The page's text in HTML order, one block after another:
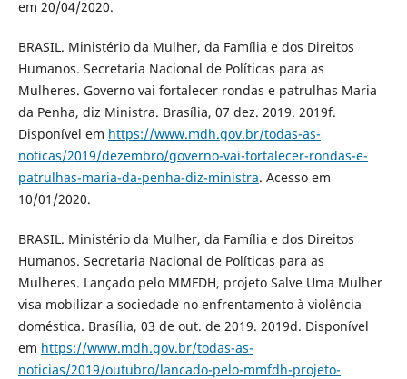
em 20/04/2020.
BRASIL. Ministério da Mulher, da Família e dos Direitos
Humanos. Secretaria Nacional de Políticas para as
Mulheres. Governo vai fortalecer rondas e patrulhas Maria
da Penha, diz Ministra. Brasília, 07 dez. 2019. 2019f.
Disponível em https://www.mdh.gov.br/todas-as-
noticas/2019/dezembro/governo-vai-fortalecer-rondas-e-
patrulhas-maria-da-penha-diz-ministra. Acesso em
10/01/2020.
BRASIL. Ministério da Mulher, da Família e dos Direitos
Humanos. Secretaria Nacional de Políticas para as
Mulheres. Lançado pelo MMFDH, projeto Salve Uma Mulher
visa mobilizar a sociedade no enfrentamento à violência
doméstica. Brasília, 03 de out. de 2019. 2019d. Disponível
em https://www.mdh.gov.br/todas-as-
noticias/2019/outubro/lancado-pelo-mmfdh-projeto-